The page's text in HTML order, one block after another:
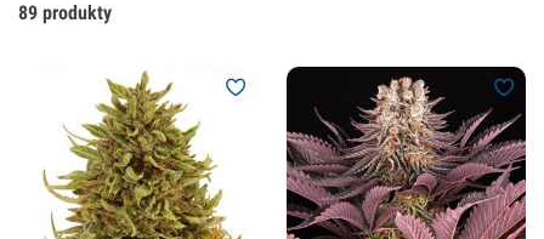
89 produkty